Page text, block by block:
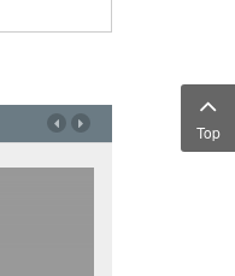
Top